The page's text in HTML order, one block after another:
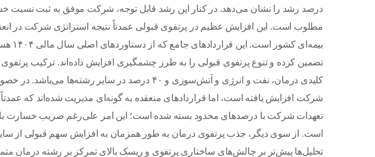
مطلوب است. این افزایش عظیم در پرتفوی قبولی عمدتاً نتیجه استراتژی شرکت در
کلیدی درمان، نفت و انرژی و آتش‌سوزی و ۴۰ درصد در
شرکت افزایش یافته است، اما قراردادهای منعقده به گونه‌ای مدیریت شده‌اند که
تعهدات شرکت با درصدهای محدود بسته شده است؛ این امر علی‌رغم ضریب خسارت
است. از سوی دیگر، جذب پرتفوی درمان به طور همزمان به افزایش سهم قبولی از
تحلیل‌ها پیش‌تر بر چالش‌های ساختاری پرتفوی و ریسک بالای تمرکز بر رشته درمان